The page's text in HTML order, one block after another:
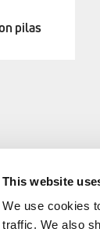
This website
We use cookies
traffic. We also
pilas